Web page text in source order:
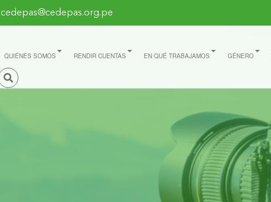
cedepas@cedepas.org.pe
QUIÉNES SOMOS RENDIR CUENTAS EN QUÉ TRABAJAMOS GÉNERO